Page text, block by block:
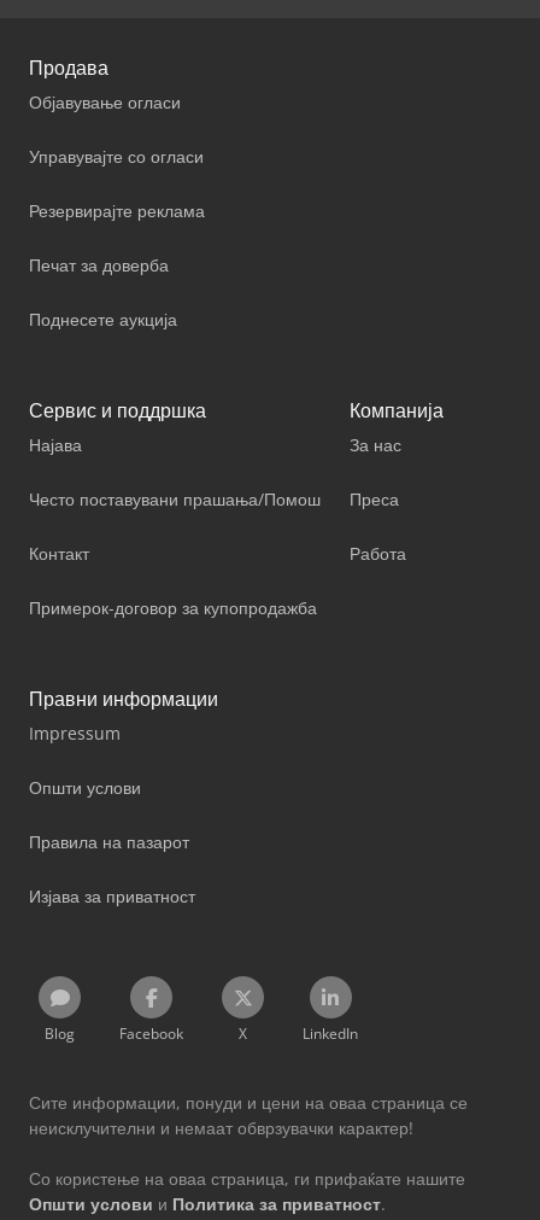
Продава
Објавување огласи
Управувајте со огласи
Резервирајте реклама
Печат за доверба
Поднесете аукција
Сервис и поддршка
Најава
Често поставувани прашања/Помош
Контакт
Примерок-договор за купопродажба
Компанија
За нас
Преса
Работа
Правни информации
Impressum
Општи услови
Правила на пазарот
Изјава за приватност
Blog Facebook X LinkedIn
Сите информации, понуди и цени на оваа страница се
неисклучителни и немаат обврзувачки карактер!
Со користење на оваа страница, ги прифаќате нашите
Општи услови и Политика за приватност.